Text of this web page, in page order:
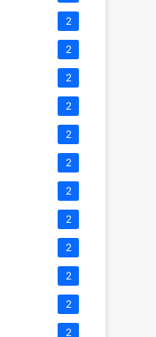
2
2
2
2
2
2
2
2
2
2
2
2